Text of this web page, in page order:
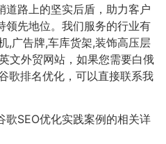
道路上的坚实后盾，助力客户
领先地位。我们服务的行业有
,广告牌,车库货架,装饰高压层
文外贸网站，如果您需要白俄
歌排名优化，可以直接联系我
SEO优化实践案例的相关详